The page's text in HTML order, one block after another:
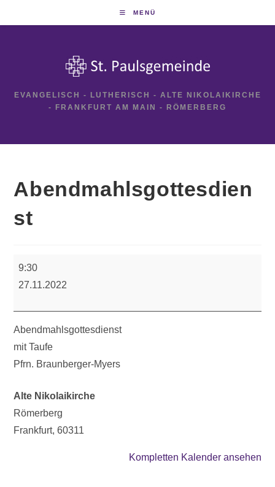
MENÜ
EVANGELISCH - LUTHERISCH - ALTE NIKOLAIKIRCHE
- FRANKFURT AM MAIN - RÖMERBERG
Abendmahlsgottesdien
st
9:30
27.11.2022
Abendmahlsgottesdienst
mit Taufe
Pfrn. Braunberger-Myers
Alte Nikolaikirche
Römerberg
Frankfurt,60311
Kompletten Kalender ansehen